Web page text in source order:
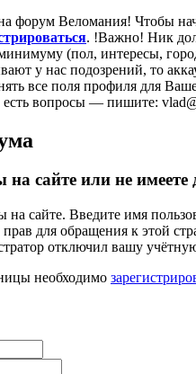
форум Веломания! Чтобы
. !Важно! Ник
(пол, интересы,
у нас подозрений, то
все поля профиля для
есть вопросы — пишите:
сайте или не
сайте. Введите имя
прав для обращения к этой
отключил вашу
необходимо